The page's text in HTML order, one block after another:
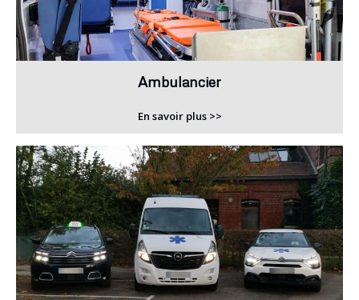
Ambulancier
En savoir plus >>